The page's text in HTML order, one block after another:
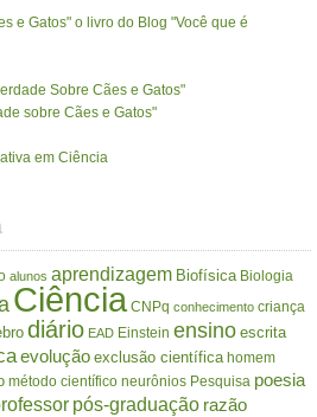
e Gatos" o livro do Blog "Você que é
Sobre Cães e Gatos"
sobre Cães e Gatos"
em Ciência
alunos aprendizagem Biofísica Biologia
Ciência CNPq conhecimento criança
diário EAD Einstein ensino escrita
evolução exclusão científica homem
método científico neurônios Pesquisa poesia
pós-graduação razão